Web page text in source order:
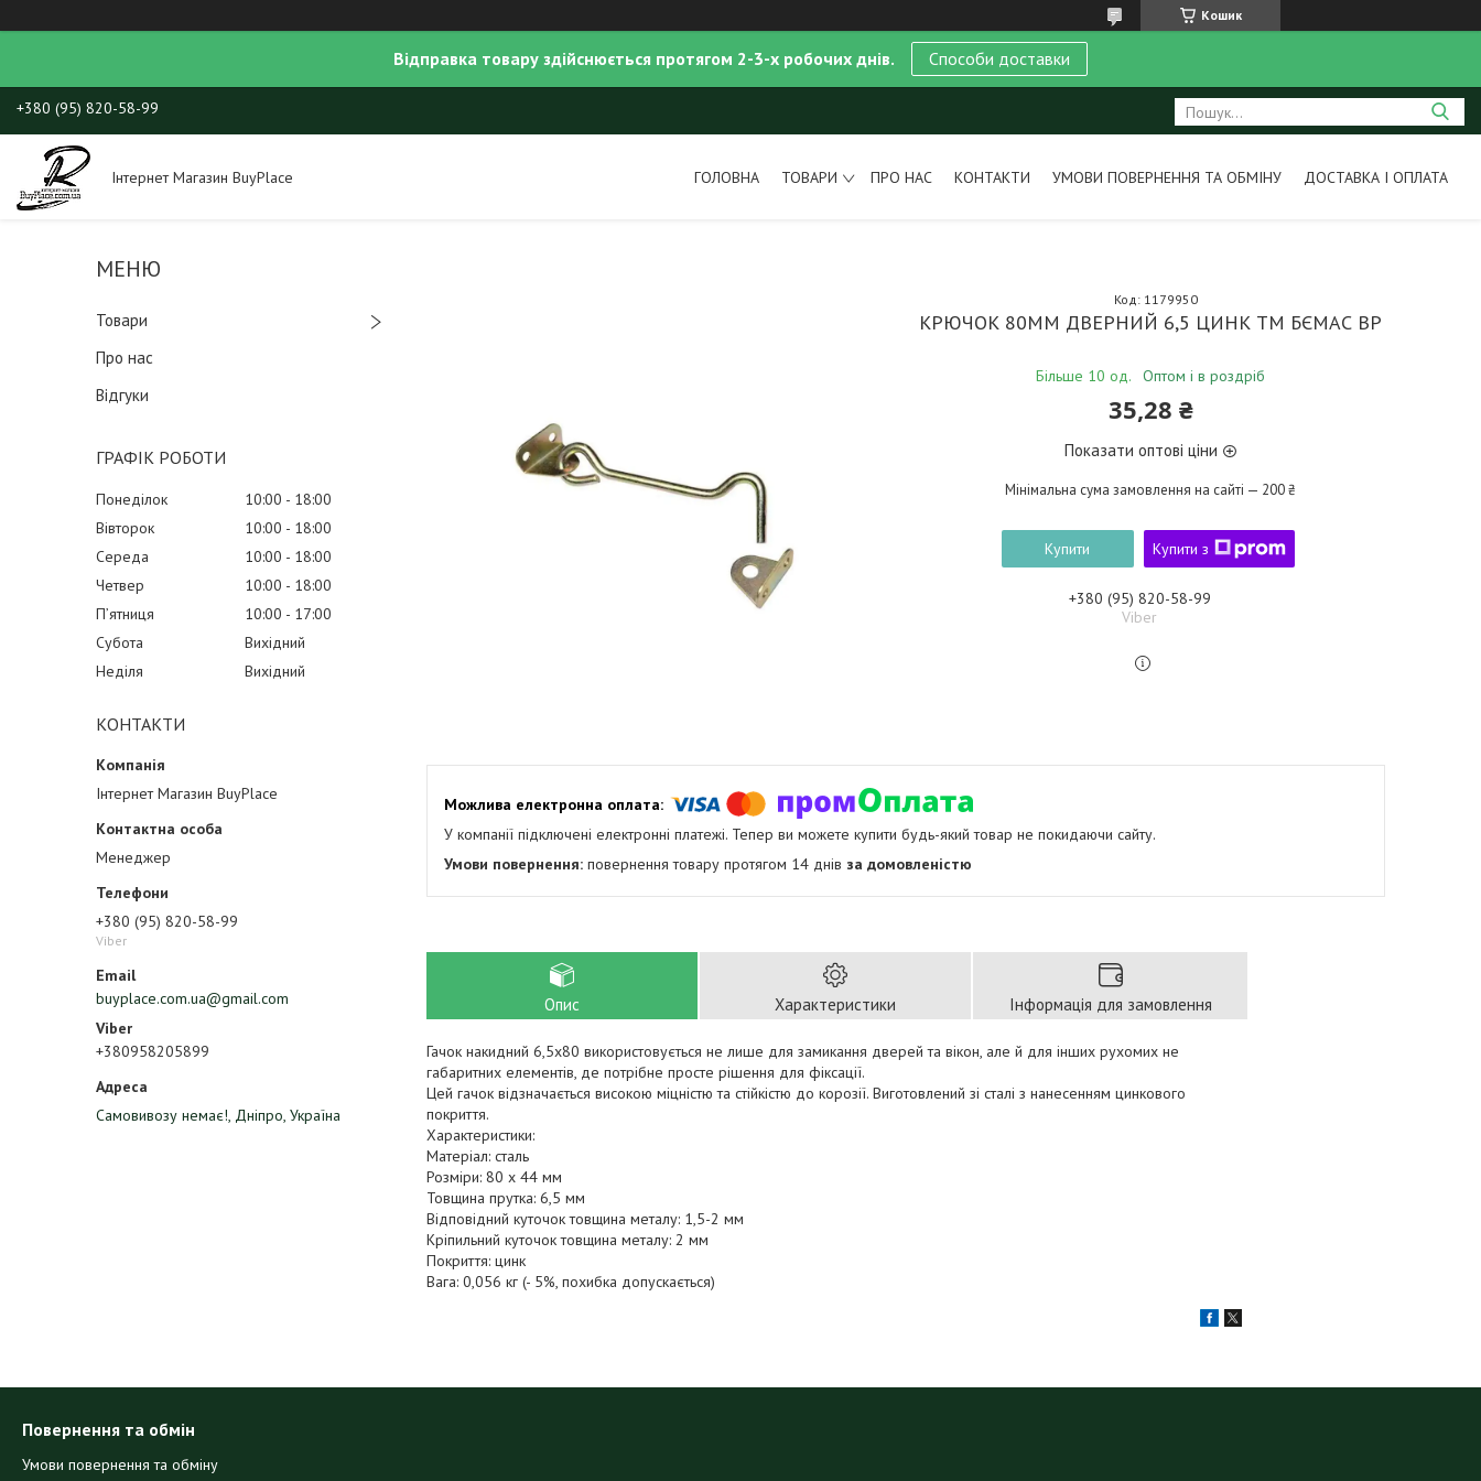
Кошик
Відправка товару здійснюється протягом 2-3-х робочих днів. Способи доставки
+380 (95) 820-58-99
Інтернет Магазин BuyPlace ГОЛОВНА ТОВАРИ ПРО НАС КОНТАКТИ УМОВИ ПОВЕРНЕННЯ ТА ОБМІНУ ДОСТАВКА І ОПЛАТА
Товари
Про нас
Відгуки
ГРАФІК РОБОТИ
Понеділок 10:00
18:00
Вівторок
10:00
18:00
Середа
10:00
18:00
Четвер
10:00
18:00
Пʼятниця
10:00
17:00
Субота
Вихідний
Неділя
Вихідний
КОНТАКТИ
Інтернет Магазин BuyPlace
Менеджер
+380 (95) 820-58-99
Viber
buyplace.com.ua@gmail.com
+380958205899
Самовивозу немає!, Дніпро, Україна
КРЮЧОК 80ММ ДВЕРНИЙ 6,5 ЦИНК ТМ БЄМАС BP
Більше 10 од. Оптом і в роздріб
Код: 1179950
35,28 ₴
Показати оптові ціни
Мінімальна сума замовлення на сайті — 200 ₴
Купити Купити з
+380 (95) 820-58-99
Viber
У компанії підключені електронні платежі. Тепер ви можете купити будь-який товар не покидаючи сайту.
повернення товару протягом 14 днів за домовленістю
Опис Характеристики Інформація для замовлення
Гачок накидний 6,5х80 використовується не лише для замикання дверей та вікон, але й для інших рухомих не
габаритних елементів, де потрібне просте рішення для фіксації.
Цей гачок відзначається високою міцністю та стійкістю до корозії. Виготовлений зі сталі з нанесенням цинкового
покриття.
Характеристики:
Матеріал: сталь
Розміри: 80 х 44 мм
Товщина прутка: 6,5 мм
Відповідний куточок товщина металу: 1,5-2 мм
Кріпильний куточок товщина металу: 2 мм
Покриття: цинк
Вага: 0,056 кг (- 5%, похибка допускається)
Повернення та обмін
Умови повернення та обміну